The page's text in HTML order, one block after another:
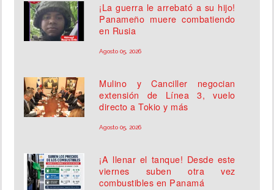
¡La guerra le arrebató a su hijo!
Panameño muere combatiendo
en Rusia
Agosto 05, 2026
Mulino y Canciller negocian
extensión de Línea 3, vuelo
directo a Tokio y más
Agosto 05, 2026
¡A llenar el tanque! Desde este
viernes suben otra vez
combustibles en Panamá